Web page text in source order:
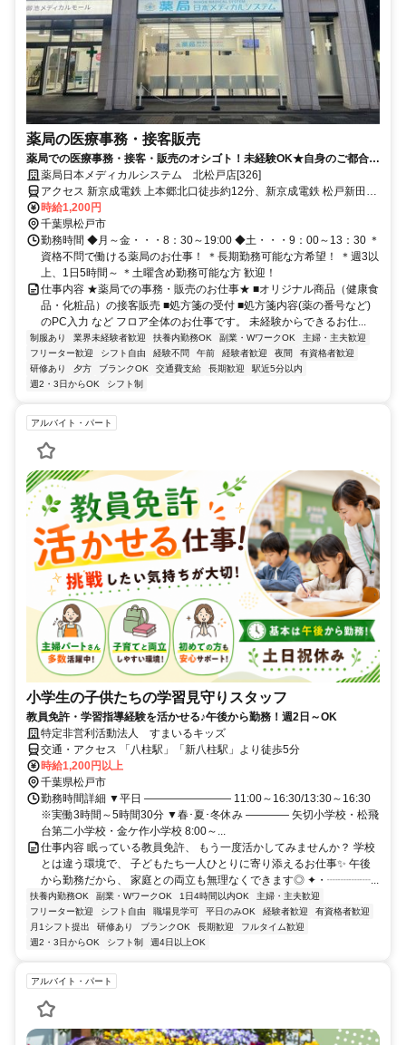
薬局の医療事務・接客販売
薬局での医療事務・接客・販売のオシゴト！未経験OK★自身のご都合に
合わせた働き方が可能です！
薬局日本メディカルシステム 北松戸店[326]
アクセス 新京成電鉄 上本郷北口徒歩約12分、新京成電鉄 松戸新田北
口徒歩約12分、ＪＲ常磐線/東京メトロ千代田線 北松戸東口徒歩約13
分
時給1,200円
千葉県松戸市
勤務時間 ◆月～金・・・8：30～19:00 ◆土・・・9：00～13：30 ＊
資格不問で働ける薬局のお仕事！ ＊長期勤務可能な方希望！ ＊週3以
上、1日5時間～ ＊土曜含め勤務可能な方 歓迎！
仕事内容 ★薬局での事務・販売のお仕事★ ■オリジナル商品（健康食
品・化粧品）の接客販売 ■処方箋の受付 ■処方箋内容(薬の番号など)
のPC入力 など フロア全体のお仕事です。 未経験からできるお仕...
制服あり 業界未経験者歓迎 扶養内勤務OK 副業・WワークOK
主婦・主夫歓迎
フリーター歓迎
シフト自由 経験不問 午前 経験者歓迎 夜間
有資格者歓迎
研修あり
夕方 ブランクOK 交通費支給 長期歓迎
駅近5分以内
週2・3日からOK
シフト制
アルバイト・パート
小学生の子供たちの学習見守りスタッフ
教員免許・学習指導経験を活かせる♪午後から勤務！週2日～OK
特定非営利活動法人 すまいるキッズ
交通・アクセス 「八柱駅」「新八柱駅」より徒歩5分
時給1,200円以上
千葉県松戸市
勤務時間詳細 ▼平日 ―――――――― 11:00～16:30/13:30～16:30
※実働3時間～5時間30分 ▼春･夏･冬休み ―――― 矢切小学校・松飛
台第二小学校・金ケ作小学校 8:00～...
仕事内容 眠っている教員免許、 もう一度活かしてみませんか？ 学校
とは違う環境で、 子どもたち一人ひとりに寄り添えるお仕事✨ 午後
から勤務だから、 家庭との両立も無理なくできます◎ ✦・┈┈┈┈...
扶養内勤務OK 副業・WワークOK 1日4時間以内OK
主婦・主夫歓迎
フリーター歓迎
シフト自由 職場見学可 平日のみOK 経験者歓迎
有資格者歓迎
月1シフト提出
研修あり ブランクOK 長期歓迎
フルタイム歓迎
週2・3日からOK
シフト制 週4日以上OK
アルバイト・パート